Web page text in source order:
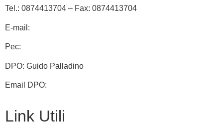
Tel.: 0874413704 – Fax: 0874413704
E-mail:
Pec:
DPO: Guido Palladino
Email DPO:
Link Utili